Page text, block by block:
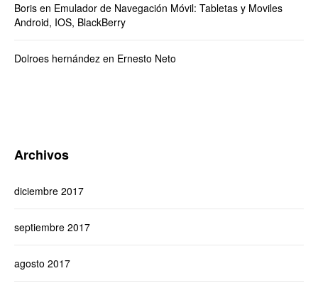
Boris en Emulador de Navegación Móvil: Tabletas y Moviles
Android, IOS, BlackBerry
Dolroes hernández en Ernesto Neto
Archivos
diciembre 2017
septiembre 2017
agosto 2017